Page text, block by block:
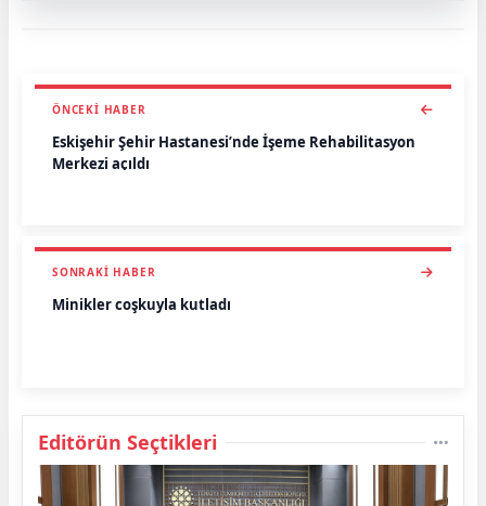
ÖNCEKI HABER
Eskişehir Şehir Hastanesi’nde İşeme Rehabilitasyon
Merkezi açıldı
SONRAKI HABER
Minikler coşkuyla kutladı
Editörün Seçtikleri